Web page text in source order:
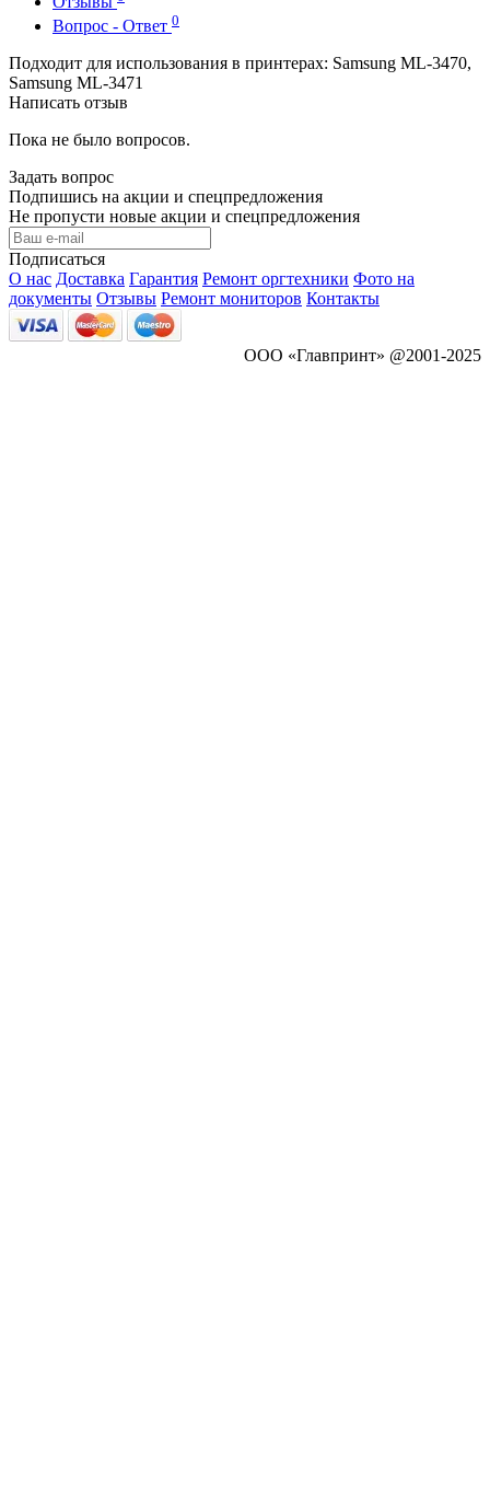
Вопрос - Ответ 0
Подходит для использования в принтерах: Samsung ML-3470,
Samsung ML-3471
Написать отзыв
Пока не было вопросов.
Задать вопрос
Подпишись на акции и спецпредложения
Не пропусти новые акции и спецпредложения
Подписаться
О нас Доставка Гарантия Ремонт оргтехники Фото на
документы Отзывы Ремонт мониторов Контакты
ООО «Главпринт» @2001-2025